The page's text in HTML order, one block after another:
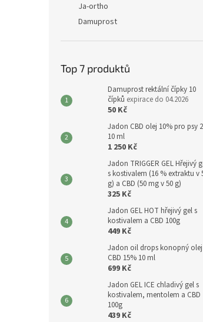
Ja-ortho
Damuprost
Top 7 produktů
Damuprost rektální čípky 10
čípků expirace do 04.2026
50 Kč
Jadon CBD olej 10% pro psy
10 ml
1 250 Kč
Jadon TRIGGER GEL Hřejivý
s kostivalem (16 % extraktu v
g) a CBD (50 mg v 50 g)
325 Kč
Jadon GEL HOT hřejivý gel s
kostivalem a CBD 100g
449 Kč
Jadon oil drops konopný olej
CBD 15% 10 ml
699 Kč
Jadon GEL ICE chladivý gel s
kostivalem, mentolem a CBD
100g
439 Kč